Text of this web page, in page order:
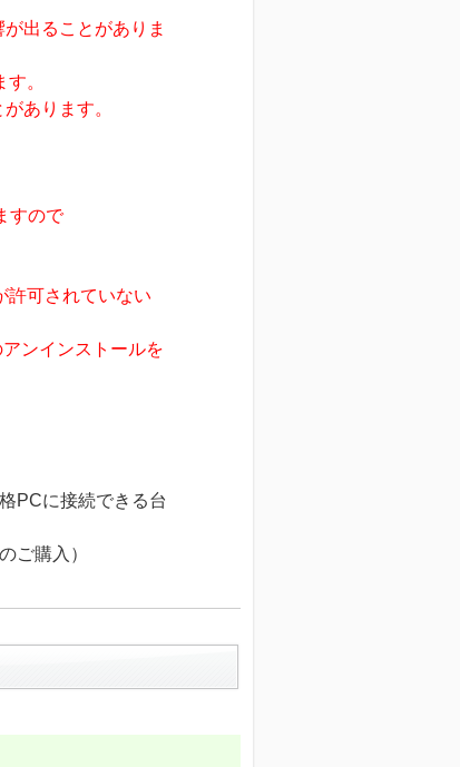
出ることがありま
。
あります。
すので
許可されていない
インストールを
PCに接続できる台
ご購入）